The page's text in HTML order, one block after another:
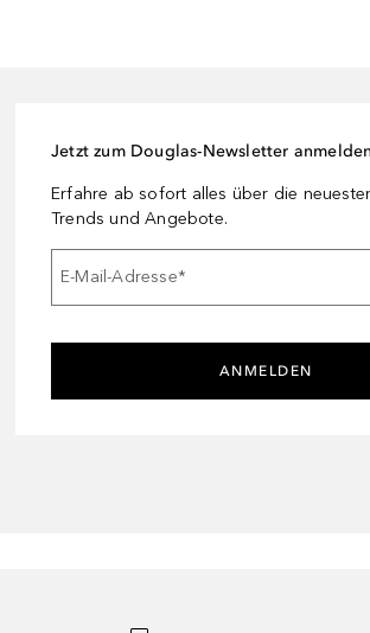
Jetzt zum Douglas-Newsletter
Erfahre ab sofort alles über die
Trends und Angebote.
E-Mail-Adresse*
ANMELDEN